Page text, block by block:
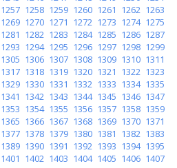
1257 1258 1259 1260 1261 1262 1263
1269 1270 1271 1272 1273 1274 1275
1281 1282 1283 1284 1285 1286 1287
1293 1294 1295 1296 1297 1298 1299
1305 1306 1307 1308 1309 1310 1311
1317 1318 1319 1320 1321 1322 1323
1329 1330 1331 1332 1333 1334 1335
1341 1342 1343 1344 1345 1346 1347
1353 1354 1355 1356 1357 1358 1359
1365 1366 1367 1368 1369 1370 1371
1377 1378 1379 1380 1381 1382 1383
1389 1390 1391 1392 1393 1394 1395
1401 1402 1403 1404 1405 1406 1407